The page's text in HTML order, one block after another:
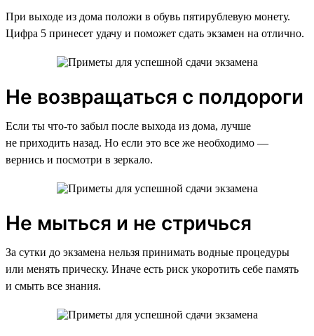
При выходе из дома положи в обувь пятирублевую монету.
Цифра 5 принесет удачу и поможет сдать экзамен на отлично.
Не возвращаться с полдороги
Если ты что-то забыл после выхода из дома, лучше
не приходить назад. Но если это все же необходимо —
вернись и посмотри в зеркало.
Не мыться и не стричься
За сутки до экзамена нельзя принимать водные процедуры
или менять прическу. Иначе есть риск укоротить себе память
и смыть все знания.